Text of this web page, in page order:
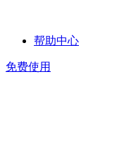
帮助中心
免费使用